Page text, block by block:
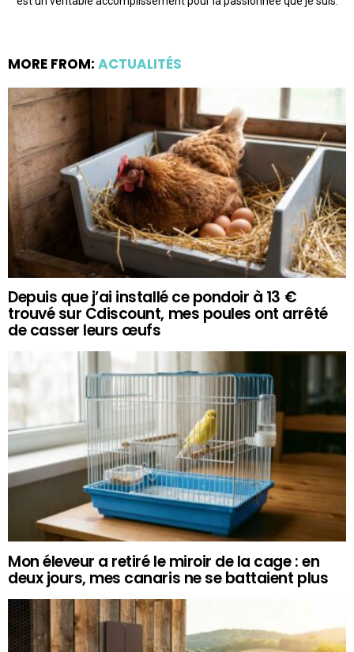
MORE FROM: ACTUALITÉS
Depuis que j’ai installé ce pondoir à 13 €
trouvé sur Cdiscount, mes poules ont arrêté
de casser leurs œufs
Mon éleveur a retiré le miroir de la cage : en
deux jours, mes canaris ne se battaient plus